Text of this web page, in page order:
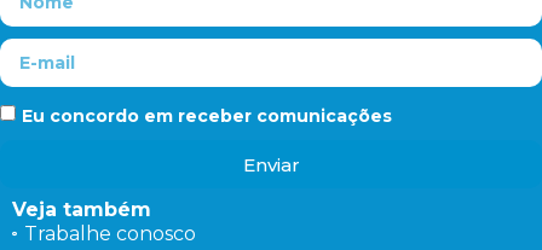
Eu concordo em receber comunicações
Enviar
Veja também
Trabalhe conosco